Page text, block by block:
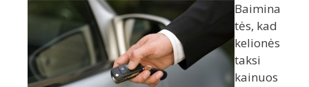
Baimina
tės, kad
kelionės
taksi
kainuos